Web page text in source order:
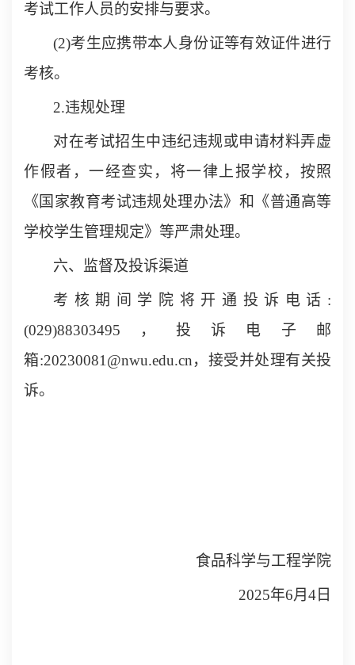
考试工作人员的安排与要求。
(2)考生应携带本人身份证等有效证件进行
考核。
2.违规处理
对在考试招生中违纪违规或申请材料弄虚
作假者，一经查实，将一律上报学校，按照
《国家教育考试违规处理办法》和《普通高等
学校学生管理规定》等严肃处理。
六、监督及投诉渠道
考核期间学院将开通投诉电话:
(029)88303495，投诉电子邮
箱:20230081@nwu.edu.cn，接受并处理有关投
诉。
食品科学与工程学院
2025年6月4日